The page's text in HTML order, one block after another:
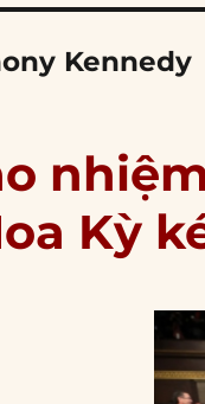
Kennedy
Kỳ